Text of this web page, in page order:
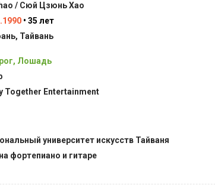
/ Сюй Цзюнь Хао
• 35 лет
Тайвань
Лошадь
Together Entertainment
университет искусств Тайваня
фортепиано и гитаре